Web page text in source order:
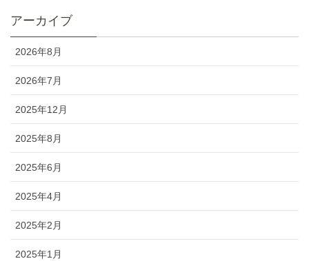
アーカイブ
2026年8月
2026年7月
2025年12月
2025年8月
2025年6月
2025年4月
2025年2月
2025年1月